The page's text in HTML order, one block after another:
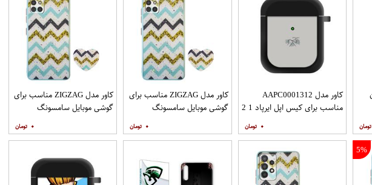
کاور مدل AAPC0001312
مناسب برای کیس اپل ایرپاد 1 2
۰
کاور مدل ZIGZAG مناسب برای
گوشی موبایل سامسونگ
نگهدارنده
۰
کاور مدل ZIGZAG مناسب برای
گوشی موبایل سامسونگ
نگهدارنده
۰
5%